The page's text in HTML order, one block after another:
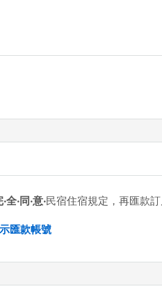
‧全‧同‧意‧民宿住宿規定，再匯款
匯款帳號